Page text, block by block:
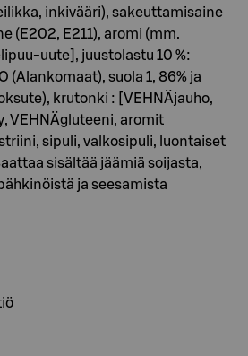
inkivääri), sakeuttamisaine
(E202, E211), aromi (mm.
uute], juustolastu 10 %:
(Alankomaat), suola 1, 86% ja
krutonki : [VEHNÄjauho,
VEHNÄgluteeni, aromit
sipuli, valkosipuli, luontaiset
sisältää jäämiä soijasta,
ja seesamista